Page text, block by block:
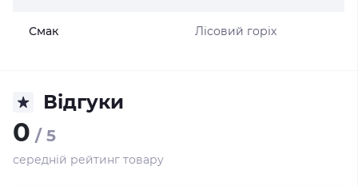
Смак Лісовий горіх
Відгуки
0 / 5
середній рейтинг товару